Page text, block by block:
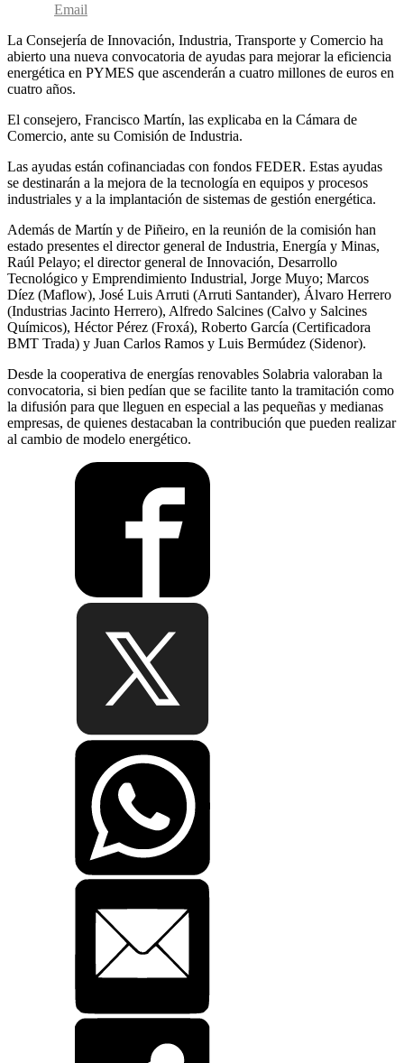
Email
La Consejería de Innovación, Industria, Transporte y Comercio ha
abierto una nueva convocatoria de ayudas para mejorar la eficiencia
energética en PYMES que ascenderán a cuatro millones de euros en
cuatro años.
El consejero, Francisco Martín, las explicaba en la Cámara de
Comercio, ante su Comisión de Industria.
Las ayudas están cofinanciadas con fondos FEDER. Estas ayudas
se destinarán a la mejora de la tecnología en equipos y procesos
industriales y a la implantación de sistemas de gestión energética.
Además de Martín y de Piñeiro, en la reunión de la comisión han
estado presentes el director general de Industria, Energía y Minas,
Raúl Pelayo; el director general de Innovación, Desarrollo
Tecnológico y Emprendimiento Industrial, Jorge Muyo; Marcos
Díez (Maflow), José Luis Arruti (Arruti Santander), Álvaro Herrero
(Industrias Jacinto Herrero), Alfredo Salcines (Calvo y Salcines
Químicos), Héctor Pérez (Froxá), Roberto García (Certificadora
BMT Trada) y Juan Carlos Ramos y Luis Bermúdez (Sidenor).
Desde la cooperativa de energías renovables Solabria valoraban la
convocatoria, si bien pedían que se facilite tanto la tramitación como
la difusión para que lleguen en especial a las pequeñas y medianas
empresas, de quienes destacaban la contribución que pueden realizar
al cambio de modelo energético.